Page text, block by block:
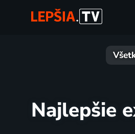
Najlepšie